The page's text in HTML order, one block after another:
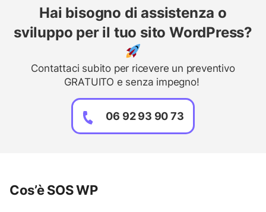
Hai bisogno di assistenza o
sviluppo per il tuo sito WordPress?
Contattaci subito per ricevere un preventivo
GRATUITO e senza impegno!
06 92 93 90 73
Cos’è SOS WP